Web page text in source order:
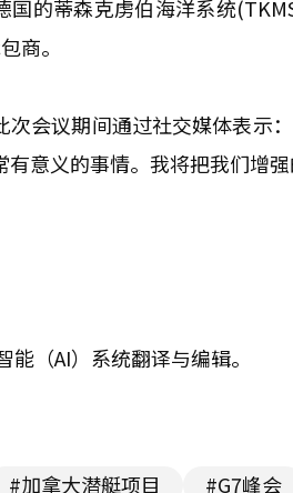
国的蒂森克虏伯海洋系统
商。
次会议期间通过社交媒体表示
有意义的事情。我将把我们增
（AI）系统翻译与编辑。
#加拿大潜艇项目 #G7峰会